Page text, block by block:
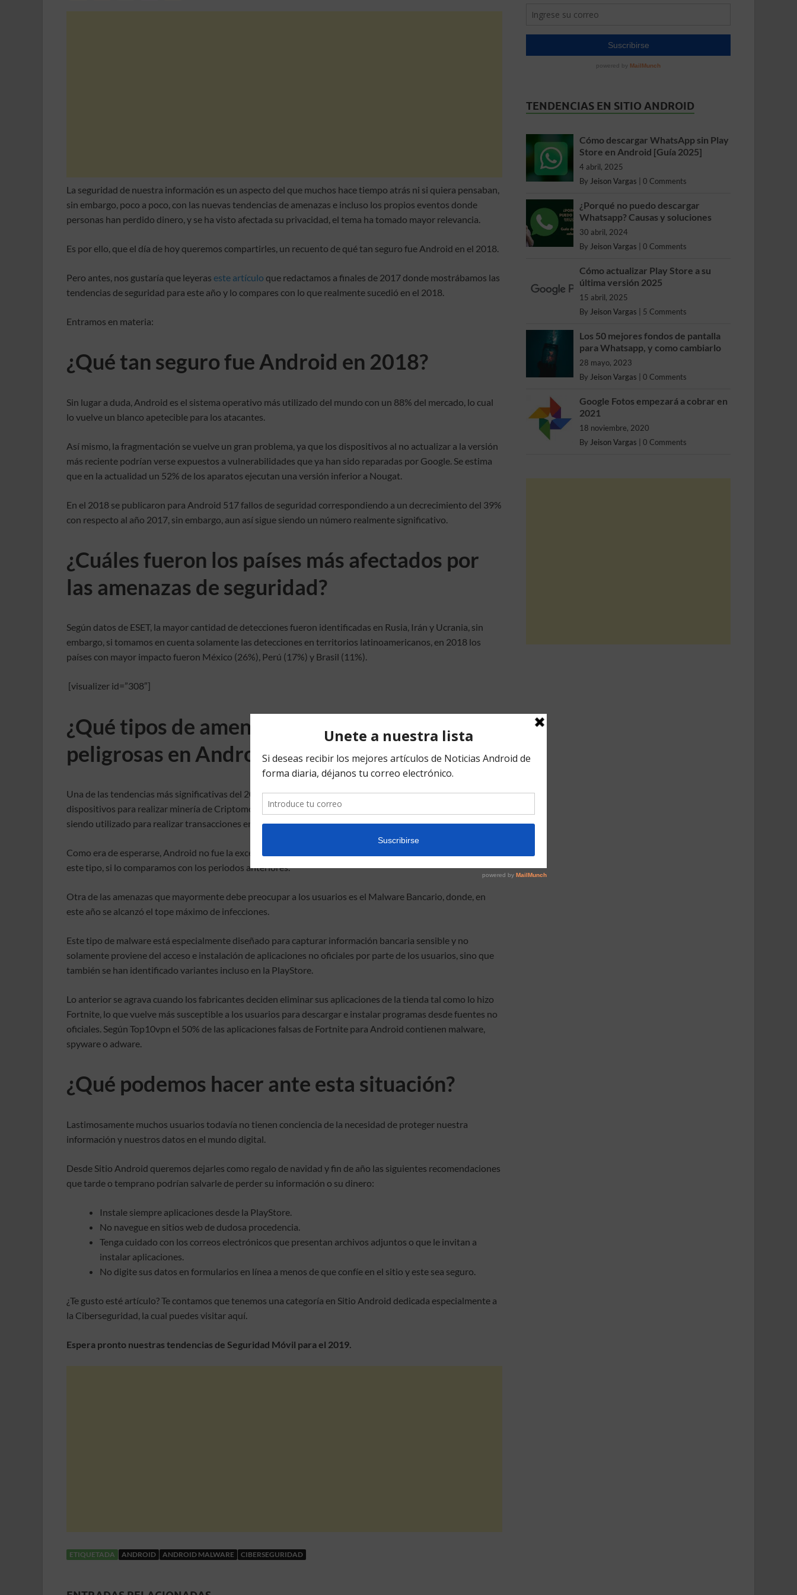
La seguridad de nuestra información es un aspecto del que muchos hace tiempo atrás ni si quiera pensaban,
sin embargo, poco a poco, con las nuevas tendencias de amenazas e incluso los propios eventos donde
personas han perdido dinero, y se ha visto afectada su privacidad, el tema ha tomado mayor relevancia.
Es por ello, que el día de hoy queremos compartirles, un recuento de qué tan seguro fue Android en el 2018.
Pero antes, nos gustaría que leyeras este artículo que redactamos a finales de 2017 donde mostrábamos las
tendencias de seguridad para este año y lo compares con lo que realmente sucedió en el 2018.
Entramos en materia:
¿Qué tan seguro fue Android en 2018?
Sin lugar a duda, Android es el sistema operativo más utilizado del mundo con un 88% del mercado, lo cual
lo vuelve un blanco apetecible para los atacantes.
Así mismo, la fragmentación se vuelve un gran problema, ya que los dispositivos al no actualizar a la versión
más reciente podrían verse expuestos a vulnerabilidades que ya han sido reparadas por Google. Se estima
que en la actualidad un 52% de los aparatos ejecutan una versión inferior a Nougat.
En el 2018 se publicaron para Android 517 fallos de seguridad correspondiendo a un decrecimiento del 39%
con respecto al año 2017, sin embargo, aun así sigue siendo un número realmente significativo.
¿Cuáles fueron los países más afectados por
las amenazas de seguridad?
Según datos de ESET, la mayor cantidad de detecciones fueron identificadas en Rusia, Irán y Ucrania, sin
embargo, si tomamos en cuenta solamente las detecciones en territorios latinoamericanos, en 2018 los
países con mayor impacto fueron México (26%), Perú (17%) y Brasil (11%).
[visualizer id=”308″]
¿Qué tipos de amenazas fueron las más
peligrosas en Android?
Una de las tendencias más significativas del 2018 en cuanto a Seguridad Informática fue el secuestro de
dispositivos para realizar minería de Criptomonedas. Este tipo de “dinero electrónico” anónimo que está
siendo utilizado para realizar transacciones en línea y que tiene gran uso en la Deep Web.
Como era de esperarse, Android no fue la excepción, donde en este año se detectó un 85% de infecciones de
este tipo, si lo comparamos con los periodos anteriores.
Otra de las amenazas que mayormente debe preocupar a los usuarios es el Malware Bancario, donde, en
este año se alcanzó el tope máximo de infecciones.
Este tipo de malware está especialmente diseñado para capturar información bancaria sensible y no
solamente proviene del acceso e instalación de aplicaciones no oficiales por parte de los usuarios, sino que
también se han identificado variantes incluso en la PlayStore.
Lo anterior se agrava cuando los fabricantes deciden eliminar sus aplicaciones de la tienda tal como lo hizo
Fortnite, lo que vuelve más susceptible a los usuarios para descargar e instalar programas desde fuentes no
oficiales. Según Top10vpn el 50% de las aplicaciones falsas de Fortnite para Android contienen malware,
spyware o adware.
¿Qué podemos hacer ante esta situación?
Lastimosamente muchos usuarios todavía no tienen conciencia de la necesidad de proteger nuestra
información y nuestros datos en el mundo digital.
Desde Sitio Android queremos dejarles como regalo de navidad y fin de año las siguientes recomendaciones
que tarde o temprano podrían salvarle de perder su información o su dinero:
Instale siempre aplicaciones desde la PlayStore.
No navegue en sitios web de dudosa procedencia.
Tenga cuidado con los correos electrónicos que presentan archivos adjuntos o que le invitan a
instalar aplicaciones.
No digite sus datos en formularios en línea a menos de que confíe en el sitio y este sea seguro.
¿Te gusto esté artículo? Te contamos que tenemos una categoría en Sitio Android dedicada especialmente a
la Ciberseguridad, la cual puedes visitar aquí.
Espera pronto nuestras tendencias de Seguridad Móvil para el 2019.
ETIQUETADA ANDROID ANDROID MALWARE CIBERSEGURIDAD
TENDENCIAS EN SITIO ANDROID
Cómo descargar WhatsApp sin Play
Store en Android [Guía 2025]
4 abril, 2025
By Jeison Vargas |0 Comments
¿Porqué no puedo descargar
Whatsapp? Causas y soluciones
30 abril, 2024
By Jeison Vargas |0 Comments
Cómo actualizar Play Store a su
última versión 2025
15 abril, 2025
By Jeison Vargas 5 Comments
Los 50 mejores fondos de pantalla
para Whatsapp, y como cambiarlo
28 mayo, 2023
By Jeison Vargas |0 Comments
Google Fotos empezará a cobrar en
2021
18 noviembre, 2020
By Jeison Vargas |0 Comments